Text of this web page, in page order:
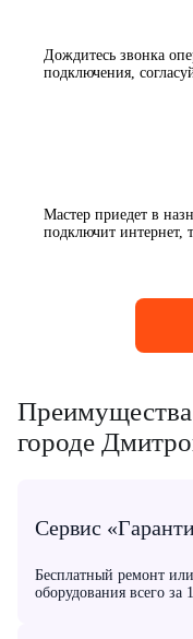
Дождитесь звонка
подключения,
Мастер приедет в
подключит интернет,
Преимущества
городе
Сервис
Бесплатный ремонт
оборудования всего за